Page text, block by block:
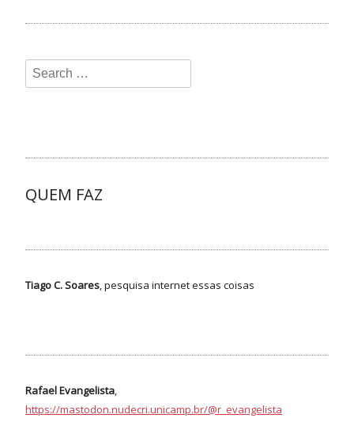
QUEM FAZ
Tiago C. Soares, pesquisa internet essas coisas
Rafael Evangelista,
https://mastodon.nudecri.unicamp.br/@r_evangelista